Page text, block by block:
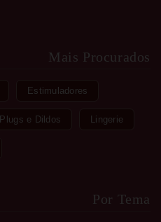
Mais Procurados
Estimuladores
Plugs e Dildos Lingerie
Por Tema